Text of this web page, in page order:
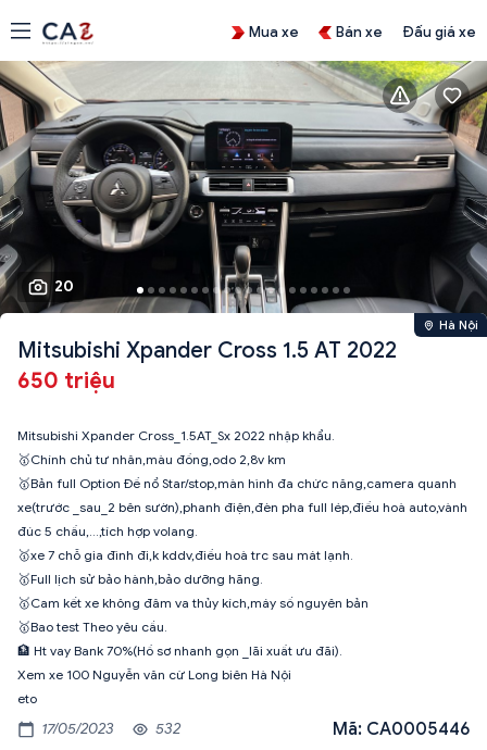
Mua xe Bán xe Đấu giá xe
20
Hà Nội
Mitsubishi Xpander Cross 1.5 AT 2022
650 triệu
Mitsubishi Xpander Cross_1.5AT_Sx 2022 nhập khẩu.
🥇Chính chủ tư nhân,màu đồng,odo 2,8v km
🥇Bản full Option Đề nổ Star/stop,màn hình đa chức năng,camera quanh
xe(trước _sau_2 bên sườn),phanh điện,đèn pha full lép,điều hoà auto,vành
đúc 5 chấu,…,tích hợp volang.
🥇xe 7 chỗ gia đình đi,k kddv,điều hoà trc sau mát lạnh.
🥇Full lịch sử bảo hành,bảo dưỡng hãng.
🥇Cam kết xe không đâm va thủy kích,máy số nguyên bản
🥇Bao test Theo yêu cầu.
🏦 Ht vay Bank 70%(Hồ sơ nhanh gọn _lãi xuất ưu đãi).
Xem xe 100 Nguyễn văn cừ Long biên Hà Nội
eto
17/05/2023 532 Mã: CA0005446